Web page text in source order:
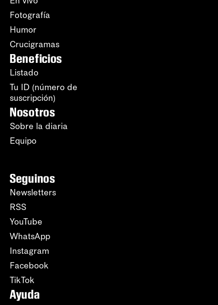
Fotografía
Humor
Crucigramas
Beneficios
Listado
Tu ID (número de
suscripción)
Nosotros
Sobre la diaria
Equipo
Seguinos
Newsletters
RSS
YouTube
WhatsApp
Instagram
Facebook
TikTok
Ayuda